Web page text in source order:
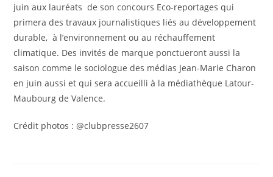
juin aux lauréats de son concours Eco-reportages qui
primera des travaux journalistiques liés au développement
durable, à l’environnement ou au réchauffement
climatique. Des invités de marque ponctueront aussi la
saison comme le sociologue des médias Jean-Marie Charon
en juin aussi et qui sera accueilli à la médiathèque Latour-
Maubourg de Valence.
Crédit photos : @clubpresse2607